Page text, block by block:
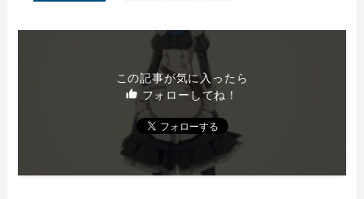
この記事が気に入ったら
フォローしてね！